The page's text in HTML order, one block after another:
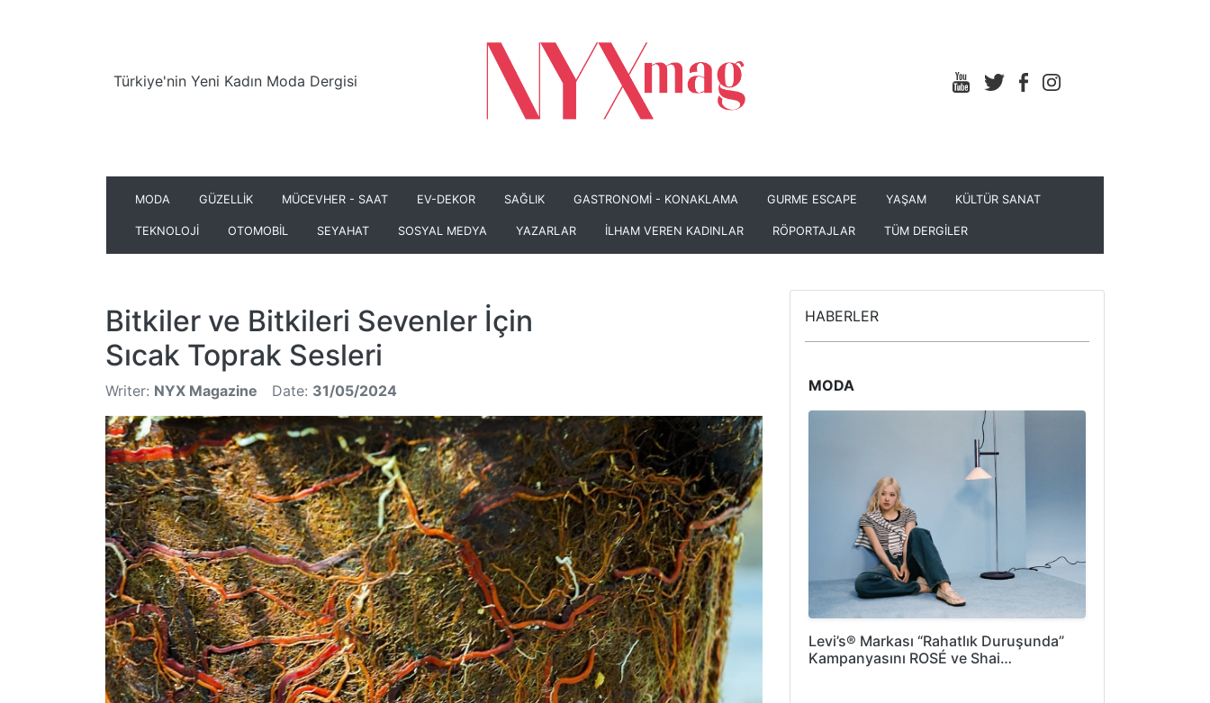
Türkiye'nin Yeni Kadın Moda Dergisi
MODA GÜZELLİK MÜCEVHER - SAAT EV-DEKOR SAĞLIK GASTRONOMİ - KONAKLAMA GURME ESCAPE YAŞAM KÜLTÜR SANAT
TEKNOLOJİ OTOMOBİL SEYAHAT SOSYAL MEDYA YAZARLAR İLHAM VEREN KADINLAR RÖPORTAJLAR TÜM DERGİLER
Bitkiler ve Bitkileri Sevenler İçin
Sıcak Toprak Sesleri
Writer: NYX Magazine Date: 31/05/2024
HABERLER
MODA
Levi’s® Markası “Rahatlık Duruşunda”
Kampanyasını ROSÉ ve Shai…